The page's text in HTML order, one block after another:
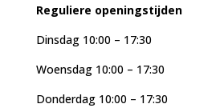
Reguliere openingstijden
Dinsdag 10:00 – 17:30
Woensdag 10:00 – 17:30
Donderdag 10:00 – 17:30